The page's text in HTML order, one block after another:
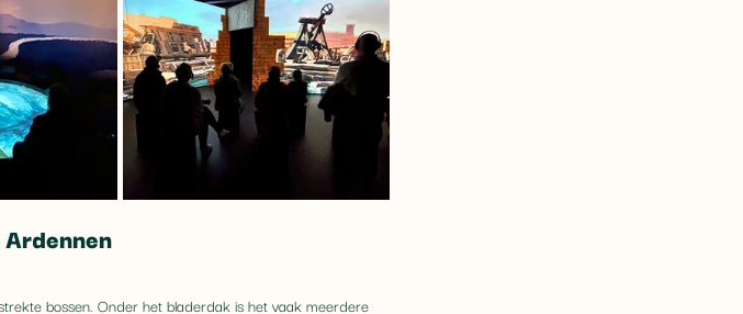
bossen. Onder het bladerdak is het vaak meerdere